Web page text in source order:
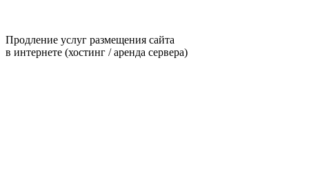
Продление услуг размещения сайта
в интернете (хостинг / аренда сервера)